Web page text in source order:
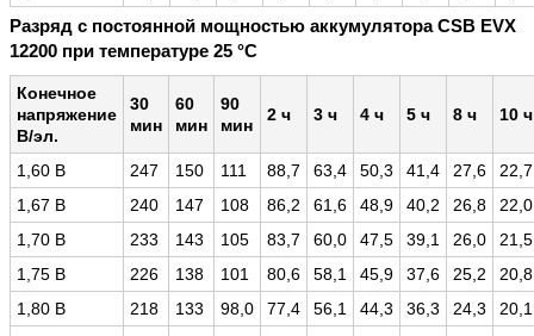
Разряд с постоянной мощностью аккумулятора CSB EVX
12200 при температуре 25 °С
Конечное
напряжение
В/эл.
30
мин
60
мин
90
мин
2 ч 3 ч 4 ч 5 ч 8 ч 10 ч
1,60 В 247 150 111 88,7 63,4 50,3 41,4 27,6
22,7
1,67 В
240 147 108 86,2 61,6 48,9 40,2 26,8
22,0
1,70 В
233 143 105 83,7 60,0 47,5 39,1 26,0
21,5
1,75 В
226 138 101 80,6 58,1 45,9 37,6 25,2
20,8
1,80 В
218 133 98,0 77,4 56,1 44,3 36,3 24,3 20,1